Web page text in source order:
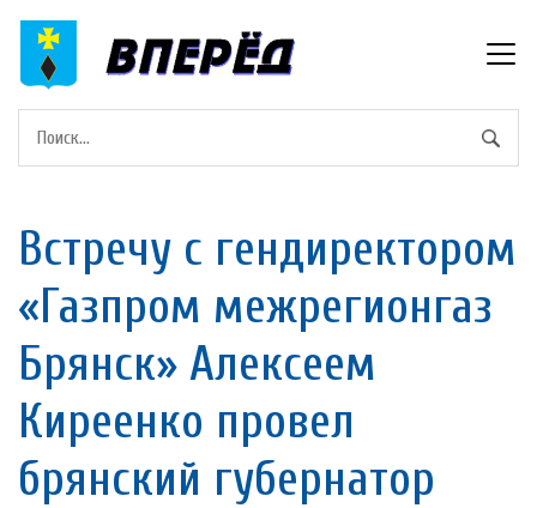
Встречу с гендиректором
«Газпром межрегионгаз
Брянск» Алексеем
Киреенко провел
брянский губернатор